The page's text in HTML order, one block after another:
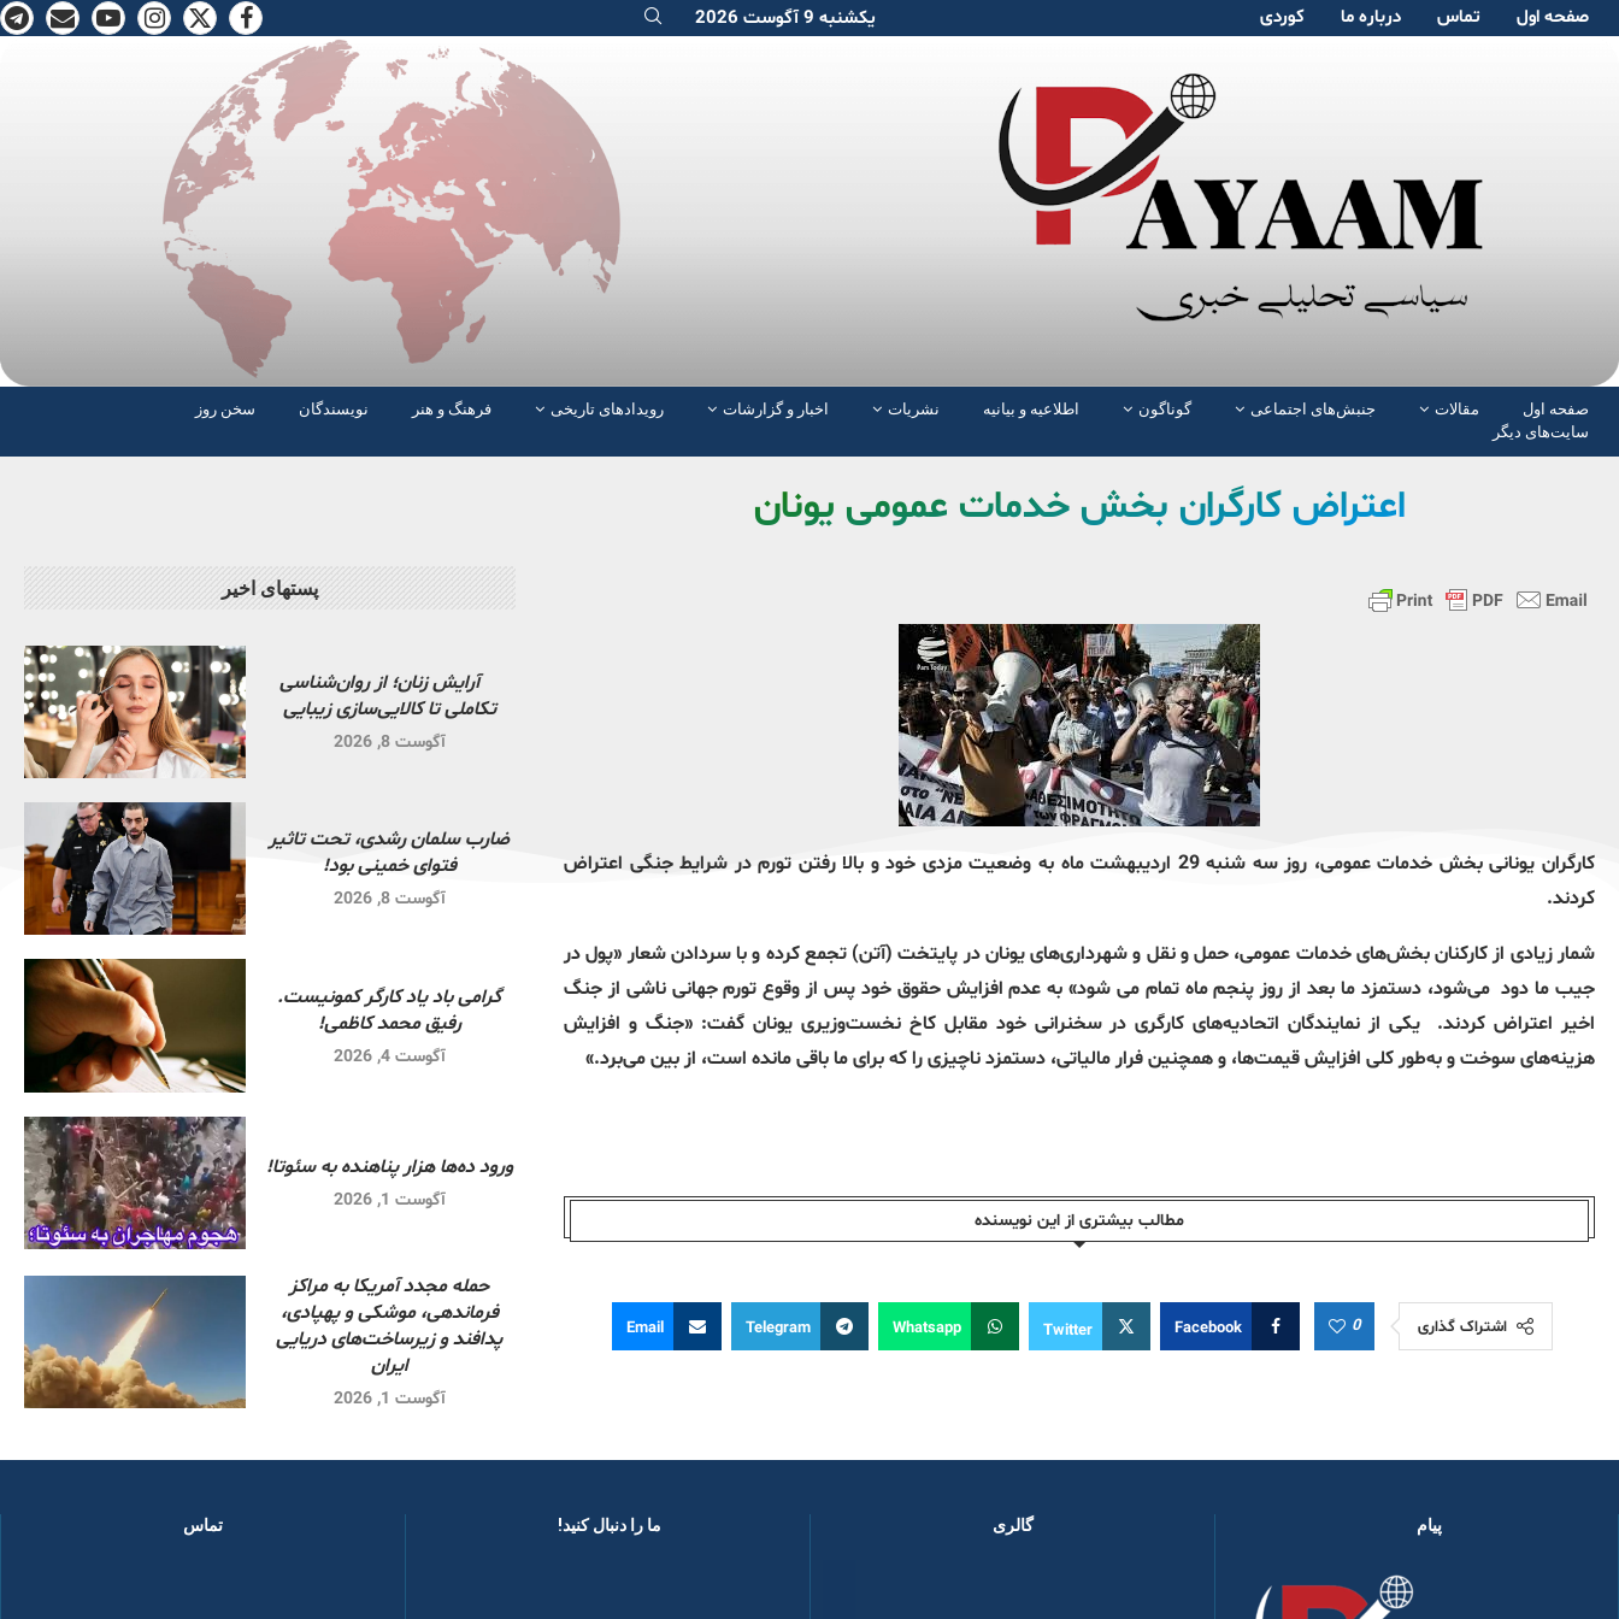
صفحە اول تماس دربارە ما کوردی یکشنبه 9 آگوست 2026
صفحە اول مقالات جنبش‌های اجتماعی گوناگون اطلاعیه و بیانیه نشریات اخبار و گزارشات رویدادهای تاریخی فرهنگ و هنر نویسندگان
سخن روز
سایت‌های دیگر
اعتراض کارگران بخش خدمات عمومی یونان
کارگران یونانی بخش خدمات عمومی، روز سه شنبه 29 اردیبهشت ماه به وضعیت مزدی خود و بالا رفتن تورم در شرایط جنگی اعتراض
کردند.
شمار زیادی از کارکنان بخش‌های خدمات عمومی، حمل و نقل و شهرداری‌های یونان در پایتخت (آتن) تجمع کرده و با سردادن شعار «پول در
جیب ما دود می‌شود، دستمزد ما بعد از روز پنجم ماه تمام می شود» به عدم افزایش حقوق خود پس از وقوع تورم جهانی ناشی از جنگ
اخیر اعتراض کردند. یکی از نمایندگان اتحادیه‌های کارگری در سخنرانی خود مقابل کاخ نخست‌وزیری یونان گفت: «جنگ و افزایش
هزینه‌های سوخت و به‌طور کلی افزایش قیمت‌ها، و همچنین فرار مالیاتی، دستمزد ناچیزی را که برای ما باقی مانده است، از بین می‌برد.»
مطالب بیشتری از این نویسندە
اشتراک گذاری 0
Facebook
Twitter
Whatsapp
Telegram
Email
پستهای اخیر
آرایش زنان؛ از روان‌شناسی
تکاملی تا کالایی‌سازی زیبایی
آگوست 8, 2026
ضارب سلمان رشدی، تحت تاثیر
فتوای خمینی بود!
آگوست 8, 2026
گرامی باد یاد کارگر کمونیست.
رفیق محمد کاظمی!
آگوست 4, 2026
ورود ده‌ها هزار پناهنده به سئوتا!
آگوست 1, 2026
حمله مجدد آمریکا به مراکز
فرماندهی، موشکی و پهپادی،
پدافند و زیرساخت‌های دریایی
ایران
آگوست 1, 2026
پیام گالری ما را دنبال کنید! ​ تماس